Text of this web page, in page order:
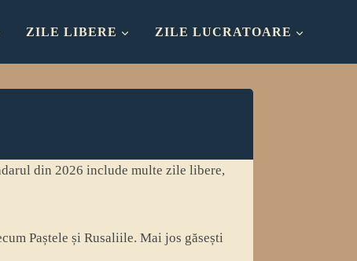
ZILE LIBERE ZILE LUCRATOARE
din 2026 include multe zile libere,
Paștele și Rusaliile. Mai jos găsești